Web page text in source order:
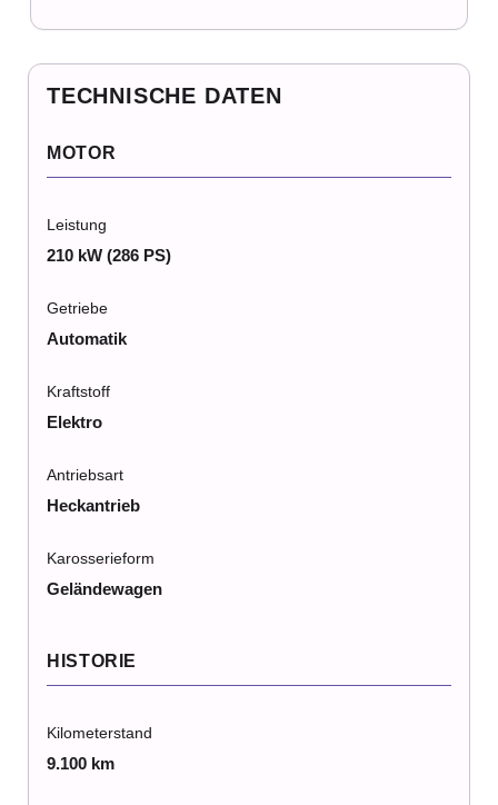
TECHNISCHE DATEN
MOTOR
Leistung
210 kW (286 PS)
Getriebe
Automatik
Kraftstoff
Elektro
Antriebsart
Heckantrieb
Karosserieform
Geländewagen
HISTORIE
Kilometerstand
9.100 km